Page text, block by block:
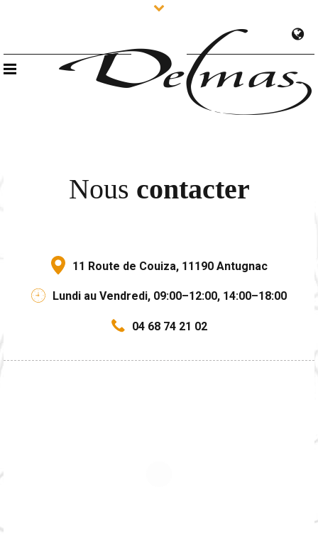
Nous contacter
11 Route de Couiza, 11190 Antugnac
Lundi au Vendredi, 09:00–12:00, 14:00–18:00
04 68 74 21 02